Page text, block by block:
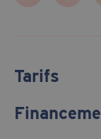
Tarifs